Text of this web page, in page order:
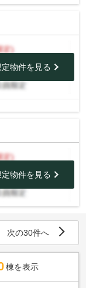
物件を見る
物件を見る
次の30件へ
棟を表示